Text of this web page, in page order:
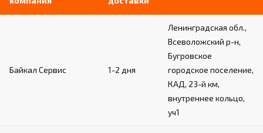
Байкал Сервис 1-2 дня
Ленинградская обл.,
Всеволожский р-н,
Бугровское
городское поселение,
КАД, 23-й км,
внутреннее кольцо,
уч1